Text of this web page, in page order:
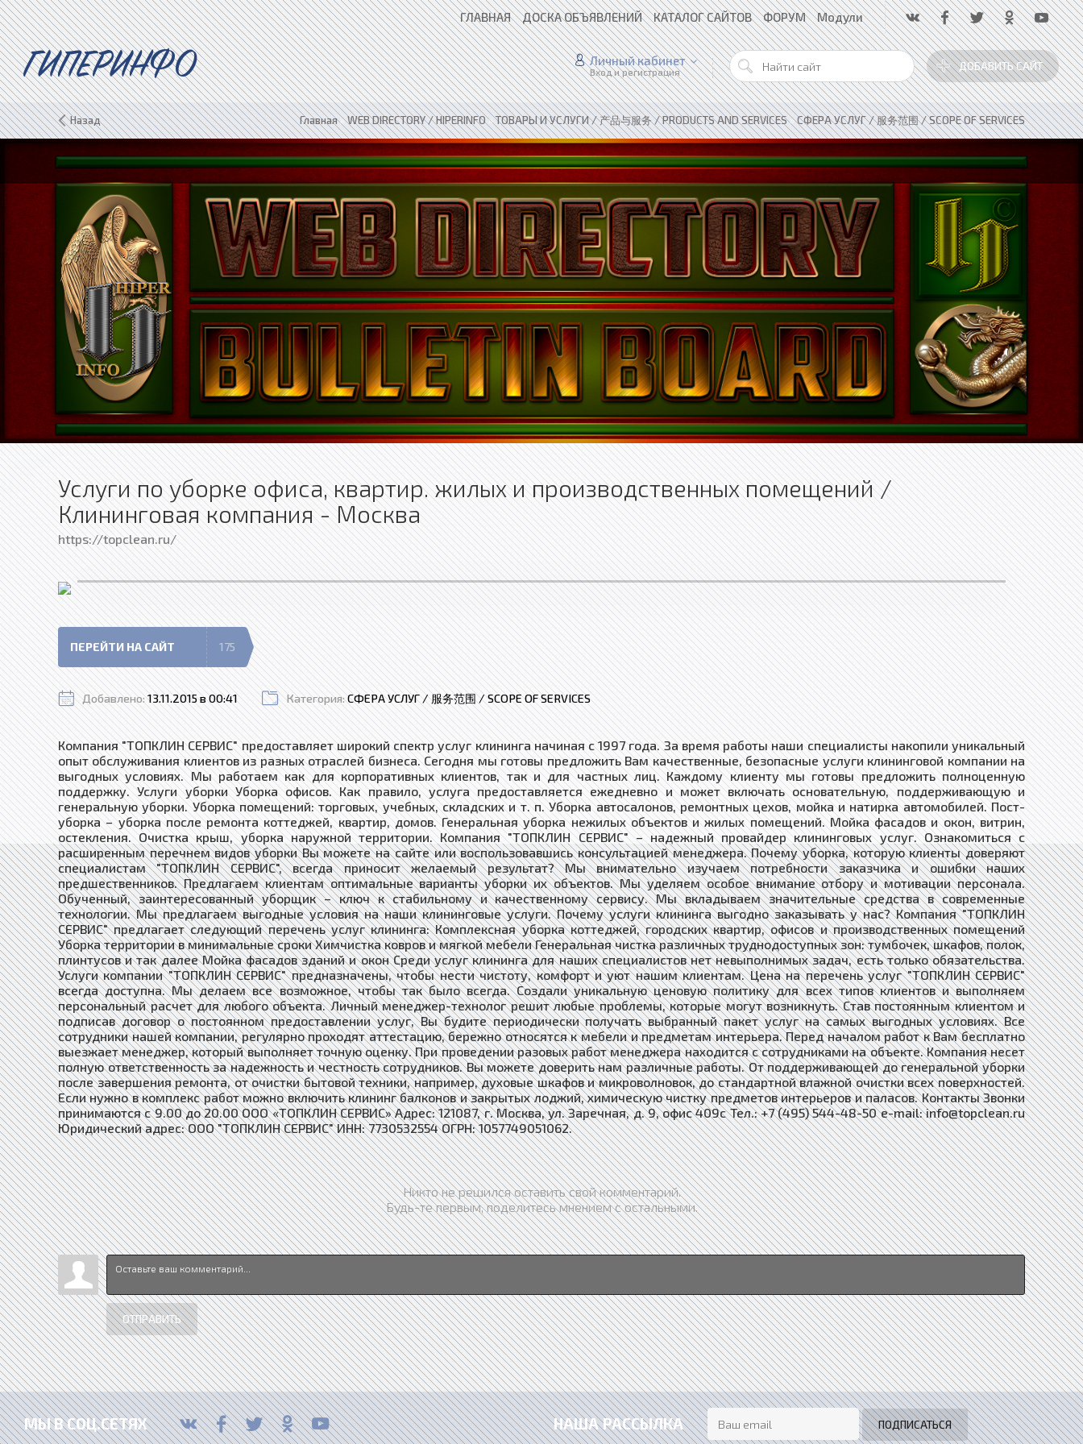
ГЛАВНАЯ ДОСКА ОБЪЯВЛЕНИЙ КАТАЛОГ САЙТОВ ФОРУМ Модули
ГИПЕРИНФО ДОБАВИТЬ САЙТ
Личный кабинет
Вход и регистрация
Назад Главная»WEB DIRECTORY / HIPERINFO»ТОВАРЫ И УСЛУГИ / 产品与服务 / PRODUCTS AND SERVICES»СФЕРА УСЛУГ / 服务范围 / SCOPE OF SERVICES
Услуги по уборке офиса, квартир. жилых и производственных помещений /
Клининговая компания - Москва
https://topclean.ru/
ПЕРЕЙТИ НА САЙТ 175
Добавлено:13.11.2015 в 00:41 Категория:СФЕРА УСЛУГ / 服务范围 / SCOPE OF SERVICES
Компания "ТОПКЛИН СЕРВИС" предоставляет широкий спектр услуг клининга начиная с 1997 года. За время работы наши специалисты накопили уникальный
опыт обслуживания клиентов из разных отраслей бизнеса. Сегодня мы готовы предложить Вам качественные, безопасные услуги клининговой компании на
выгодных условиях. Мы работаем как для корпоративных клиентов, так и для частных лиц. Каждому клиенту мы готовы предложить полноценную
поддержку. Услуги уборки Уборка офисов. Как правило, услуга предоставляется ежедневно и может включать основательную, поддерживающую и
генеральную уборки. Уборка помещений: торговых, учебных, складских и т. п. Уборка автосалонов, ремонтных цехов, мойка и натирка автомобилей. Пост-
уборка – уборка после ремонта коттеджей, квартир, домов. Генеральная уборка нежилых объектов и жилых помещений. Мойка фасадов и окон, витрин,
остекления. Очистка крыш, уборка наружной территории. Компания "ТОПКЛИН СЕРВИС" – надежный провайдер клининговых услуг. Ознакомиться с
расширенным перечнем видов уборки Вы можете на сайте или воспользовавшись консультацией менеджера. Почему уборка, которую клиенты доверяют
специалистам "ТОПКЛИН СЕРВИС", всегда приносит желаемый результат? Мы внимательно изучаем потребности заказчика и ошибки наших
предшественников. Предлагаем клиентам оптимальные варианты уборки их объектов. Мы уделяем особое внимание отбору и мотивации персонала.
Обученный, заинтересованный уборщик – ключ к стабильному и качественному сервису. Мы вкладываем значительные средства в современные
технологии. Мы предлагаем выгодные условия на наши клининговые услуги. Почему услуги клининга выгодно заказывать у нас? Компания "ТОПКЛИН
СЕРВИС" предлагает следующий перечень услуг клининга: Комплексная уборка коттеджей, городских квартир, офисов и производственных помещений
Уборка территории в минимальные сроки Химчистка ковров и мягкой мебели Генеральная чистка различных труднодоступных зон: тумбочек, шкафов, полок,
плинтусов и так далее Мойка фасадов зданий и окон Среди услуг клининга для наших специалистов нет невыполнимых задач, есть только обязательства.
Услуги компании "ТОПКЛИН СЕРВИС" предназначены, чтобы нести чистоту, комфорт и уют нашим клиентам. Цена на перечень услуг "ТОПКЛИН СЕРВИС"
всегда доступна. Мы делаем все возможное, чтобы так было всегда. Создали уникальную ценовую политику для всех типов клиентов и выполняем
персональный расчет для любого объекта. Личный менеджер-технолог решит любые проблемы, которые могут возникнуть. Став постоянным клиентом и
подписав договор о постоянном предоставлении услуг, Вы будите периодически получать выбранный пакет услуг на самых выгодных условиях. Все
сотрудники нашей компании, регулярно проходят аттестацию, бережно относятся к мебели и предметам интерьера. Перед началом работ к Вам бесплатно
выезжает менеджер, который выполняет точную оценку. При проведении разовых работ менеджера находится с сотрудниками на объекте. Компания несет
полную ответственность за надежность и честность сотрудников. Вы можете доверить нам различные работы. От поддерживающей до генеральной уборки
после завершения ремонта, от очистки бытовой техники, например, духовые шкафов и микроволновок, до стандартной влажной очистки всех поверхностей.
Если нужно в комплекс работ можно включить клининг балконов и закрытых лоджий, химическую чистку предметов интерьеров и паласов. Контакты Звонки
принимаются с 9.00 до 20.00 ООО «ТОПКЛИН СЕРВИС» Адрес: 121087, г. Москва, ул. Заречная, д. 9, офис 409с Тел.: +7 (495) 544-48-50 e-mail: info@topclean.ru
Юридический адрес: ООО "ТОПКЛИН СЕРВИС" ИНН: 7730532554 ОГРН: 1057749051062.
Никто не решился оставить свой комментарий.
Будь-те первым, поделитесь мнением с остальными.
ОТПРАВИТЬ
МЫ В СОЦ.СЕТЯХ НАША РАССЫЛКА